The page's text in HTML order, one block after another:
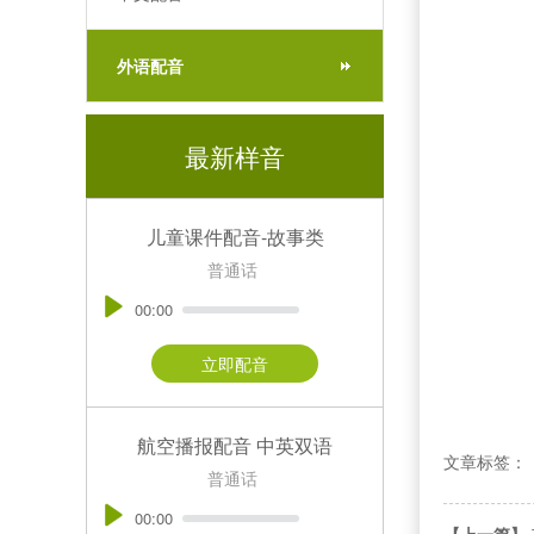
外语配音
最新样音
儿童课件配音-故事类
普通话
00:00
立即配音
航空播报配音 中英双语
普通话
00:00
文章标签：